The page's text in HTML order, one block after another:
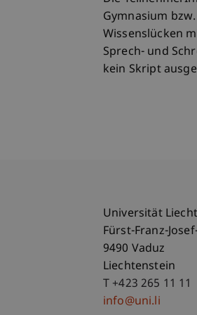
Gymnasium
Wissenslücken
Sprech- und
kein Skript
Universität
Fürst-Franz-
9490 Vaduz
Liechtenstein
T +423 265 11 11
info@uni.li